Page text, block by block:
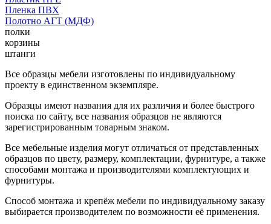
Пленка ПВХ
Полотно АГТ (МДФ)
полки
корзины
штанги
Все образцы мебели изготовлены по индивидуальному
проекту в единственном экземпляре.
Образцы имеют названия для их различия и более быстрого
поиска по сайту, все названия образцов не являются
зарегистрированным товарным знаком.
Все мебельные изделия могут отличаться от представленных
образцов по цвету, размеру, комплектации, фурнитуре, а также
способами монтажа и производителями комплектующих и
фурнитуры.
Способ монтажа и крепёж мебели по индивидуальному заказу
выбирается производителем по возможности её применения.